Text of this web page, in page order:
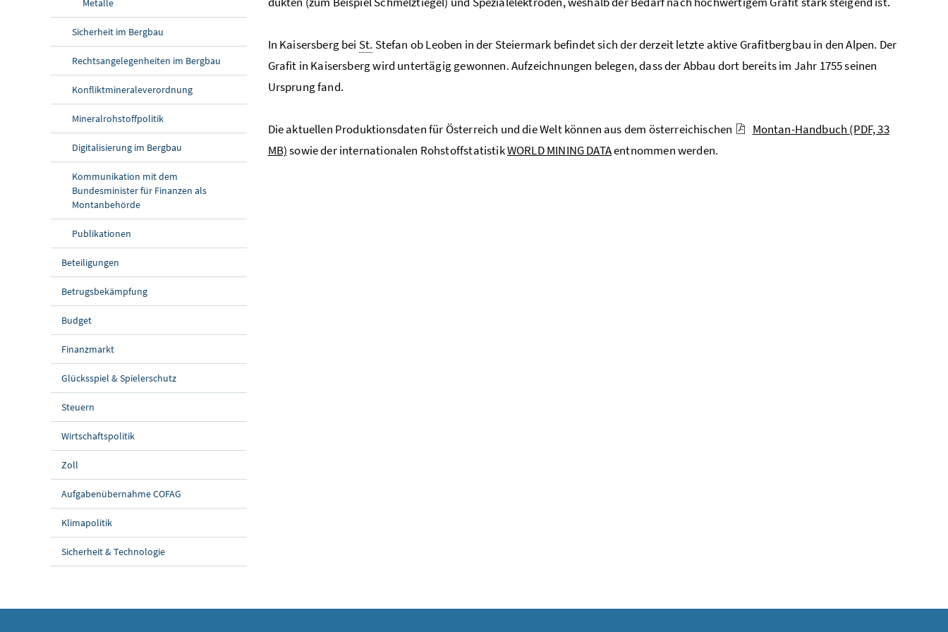
Sicherheit im Bergbau
Rechtsangelegenheiten im Bergbau
Konfliktmineraleverordnung
Mineralrohstoffpolitik
Digitalisierung im Bergbau
Kommunikation mit dem
Bundesminister für Finanzen als
Montanbehörde
Publikationen
Beteiligungen
Betrugsbekämpfung
Budget
Finanzmarkt
Glücksspiel & Spielerschutz
Steuern
Wirtschaftspolitik
Zoll
Aufgabenübernahme COFAG
Klimapolitik
Sicherheit & Technologie
In Kaisersberg bei St. Stefan ob Leoben in der Steiermark befindet sich der derzeit letzte aktive Grafitbergbau in den Alpen. Der
Grafit in Kaisersberg wird untertägig gewonnen. Aufzeichnungen belegen, dass der Abbau dort bereits im Jahr 1755 seinen
Ursprung fand.
Die aktuellen Produktionsdaten für Österreich und die Welt können aus dem österreichischen Montan-Handbuch (PDF, 33
MB)sowie der internationalen RohstoffstatistikWORLD MINING DATAentnommen werden.